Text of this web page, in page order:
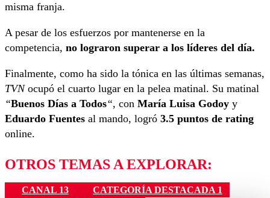
misma franja.
A pesar de los esfuerzos por mantenerse en la
competencia, no lograron superar a los líderes del día.
Finalmente, como ha sido la tónica en las últimas semanas,
TVNocupó el cuarto lugar en la pelea matinal. Su matinal
“Buenos Días a Todos“, con María Luisa Godoy y
Eduardo Fuentes al mando, logró 3.5 puntos de rating
online.
OTROS TEMAS A EXPLORAR:
CANAL 13
CATEGORÍA DESTACADA 1